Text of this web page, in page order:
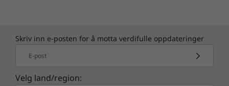
Skriv inn e-posten for å motta verdifulle oppdateringer
E-post
Velg land/region: